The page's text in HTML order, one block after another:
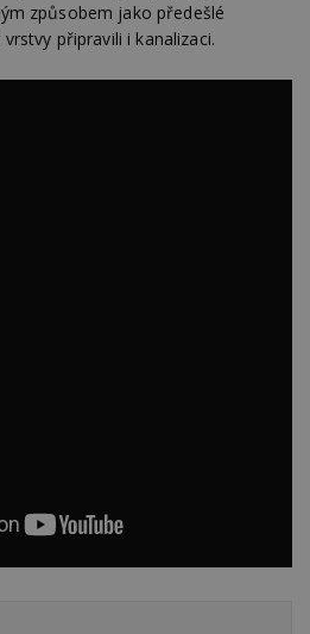
způsobem jako předešlé
připravili i kanalizaci.